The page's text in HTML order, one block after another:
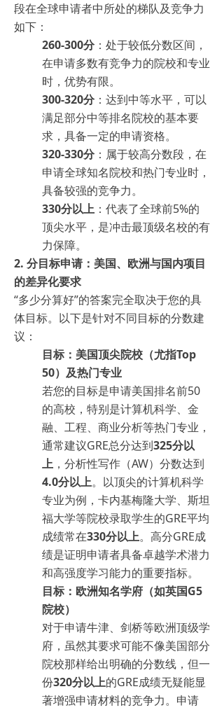
段在全球申请者中所处的梯队及竞争力
如下：
260-300分：处于较低分数区间，
在申请多数有竞争力的院校和专业
时，优势有限。
300-320分：达到中等水平，可以
满足部分中等排名院校的基本要
求，具备一定的申请资格。
320-330分：属于较高分数段，在
申请全球知名院校和热门专业时，
具备较强的竞争力。
330分以上 ：代表了全球前5%的
顶尖水平，是冲击最顶级名校的有
力保障。
2. 分目标申请：美国、欧洲与国内项目
的差异化要求
“多少分算好”的答案完全取决于您的具
体目标。以下是针对不同目标的分数建
议：
目标：美国顶尖院校（尤指Top
50）及热门专业
若您的目标是申请美国排名前50
的高校，特别是计算机科学、金
融、工程、商业分析等热门专业，
通常建议GRE总分达到325分以
上 ，分析性写作（AW）分数达到
4.0分以上。以顶尖的计算机科学
专业为例，卡内基梅隆大学、斯坦
福大学等院校录取学生的GRE平均
成绩常在330分以上。高分GRE成
绩是证明申请者具备卓越学术潜力
和高强度学习能力的重要指标。
目标：欧洲知名学府（如英国G5
院校）
对于申请牛津、剑桥等欧洲顶级学
府，虽然其要求可能不像美国部分
院校那样给出明确的分数线，但一
份320分以上的GRE成绩无疑能显
著增强申请材料的竞争力。申请